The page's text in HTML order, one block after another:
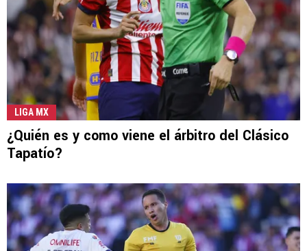
LIGA MX
¿Quién es y como viene el árbitro del Clásico
Tapatío?